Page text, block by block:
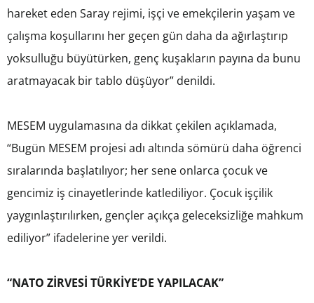
hareket eden Saray rejimi, işçi ve emekçilerin yaşam ve
çalışma koşullarını her geçen gün daha da ağırlaştırıp
yoksulluğu büyütürken, genç kuşakların payına da bunu
aratmayacak bir tablo düşüyor” denildi.
MESEM uygulamasına da dikkat çekilen açıklamada,
“Bugün MESEM projesi adı altında sömürü daha öğrenci
sıralarında başlatılıyor; her sene onlarca çocuk ve
gencimiz iş cinayetlerinde katlediliyor. Çocuk işçilik
yaygınlaştırılırken, gençler açıkça geleceksizliğe mahkum
ediliyor” ifadelerine yer verildi.
“NATO ZİRVESİ TÜRKİYE’DE YAPILACAK”